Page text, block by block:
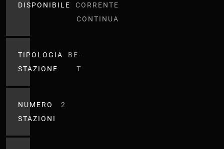
DISPONIBILE
CORRENTE
CONTINUA
TIPOLOGIA
STAZIONE
BE-
T
NUMERO
STAZIONI
2